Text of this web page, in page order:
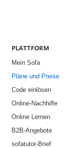
PLATTFORM
Mein Sofa
Pläne und Preise
Code einlösen
Online-Nachhilfe
Online Lernen
B2B-Angebote
sofatutor-Brief